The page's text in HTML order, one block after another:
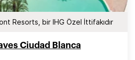
Resorts, bir IHG Özel İttifakıdır
Ciudad Blanca